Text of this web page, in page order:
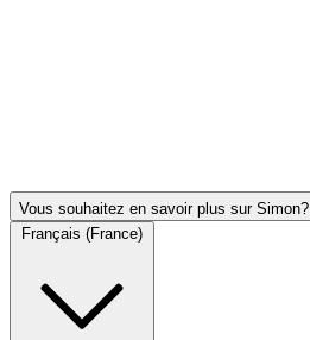
Vous souhaitez en savoir plus sur Simon?